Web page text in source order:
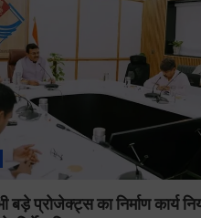
प्रोजेक्ट्स का निर्माण कार्य